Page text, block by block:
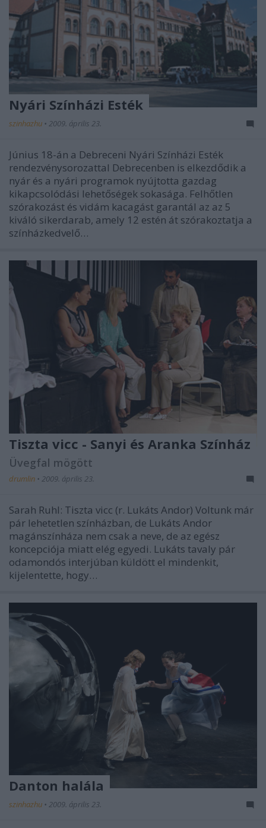
Nyári Színházi Esték
szinhazhu • 2009. április 23.
Június 18-án a Debreceni Nyári Színházi Esték
rendezvénysorozattal Debrecenben is elkezdődik a
nyár és a nyári programok nyújtotta gazdag
kikapcsolódási lehetőségek sokasága. Felhőtlen
szórakozást és vidám kacagást garantál az az 5
kiváló sikerdarab, amely 12 estén át szórakoztatja a
színházkedvelő…
Tiszta vicc - Sanyi és Aranka Színház
Üvegfal mögött
drumlin • 2009. április 23.
Sarah Ruhl: Tiszta vicc (r. Lukáts Andor) Voltunk már
pár lehetetlen színházban, de Lukáts Andor
magánszínháza nem csak a neve, de az egész
koncepciója miatt elég egyedi. Lukáts tavaly pár
odamondós interjúban küldött el mindenkit,
kijelentette, hogy…
Danton halála
szinhazhu • 2009. április 23.